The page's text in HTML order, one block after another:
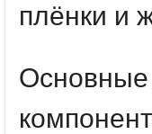
плёнки и